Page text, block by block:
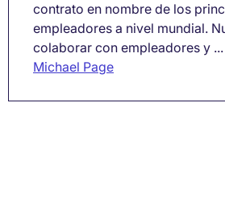
contrato en nombre de los
empleadores a nivel mundial.
colaborar con empleadores y ...
Michael Page